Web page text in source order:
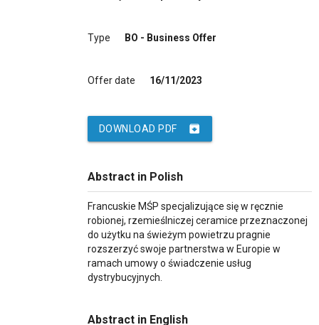
Type BO - Business Offer
Offer date 16/11/2023
archive
DOWNLOAD PDF
Abstract in Polish
Francuskie MŚP specjalizujące się w ręcznie
robionej, rzemieślniczej ceramice przeznaczonej
do użytku na świeżym powietrzu pragnie
rozszerzyć swoje partnerstwa w Europie w
ramach umowy o świadczenie usług
dystrybucyjnych.
Abstract in English